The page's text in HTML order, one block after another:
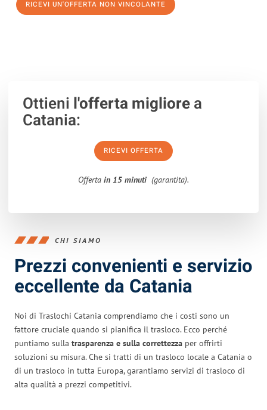
RICEVI UN'OFFERTA NON VINCOLANTE
Ottieni l'offerta migliorea
Catania:
RICEVI OFFERTA
Offerta in 15 minuti (garantita).
CHI SIAMO
Prezzi convenienti e servizio
eccellente da Catania
Noi di Traslochi Catania comprendiamo che i costi sono un
fattore cruciale quando si pianifica il trasloco. Ecco perché
puntiamo sulla trasparenza e sulla correttezza per offrirti
soluzioni su misura. Che si tratti di un trasloco locale a Catania o
di un trasloco in tutta Europa, garantiamo servizi di trasloco di
alta qualità a prezzi competitivi.